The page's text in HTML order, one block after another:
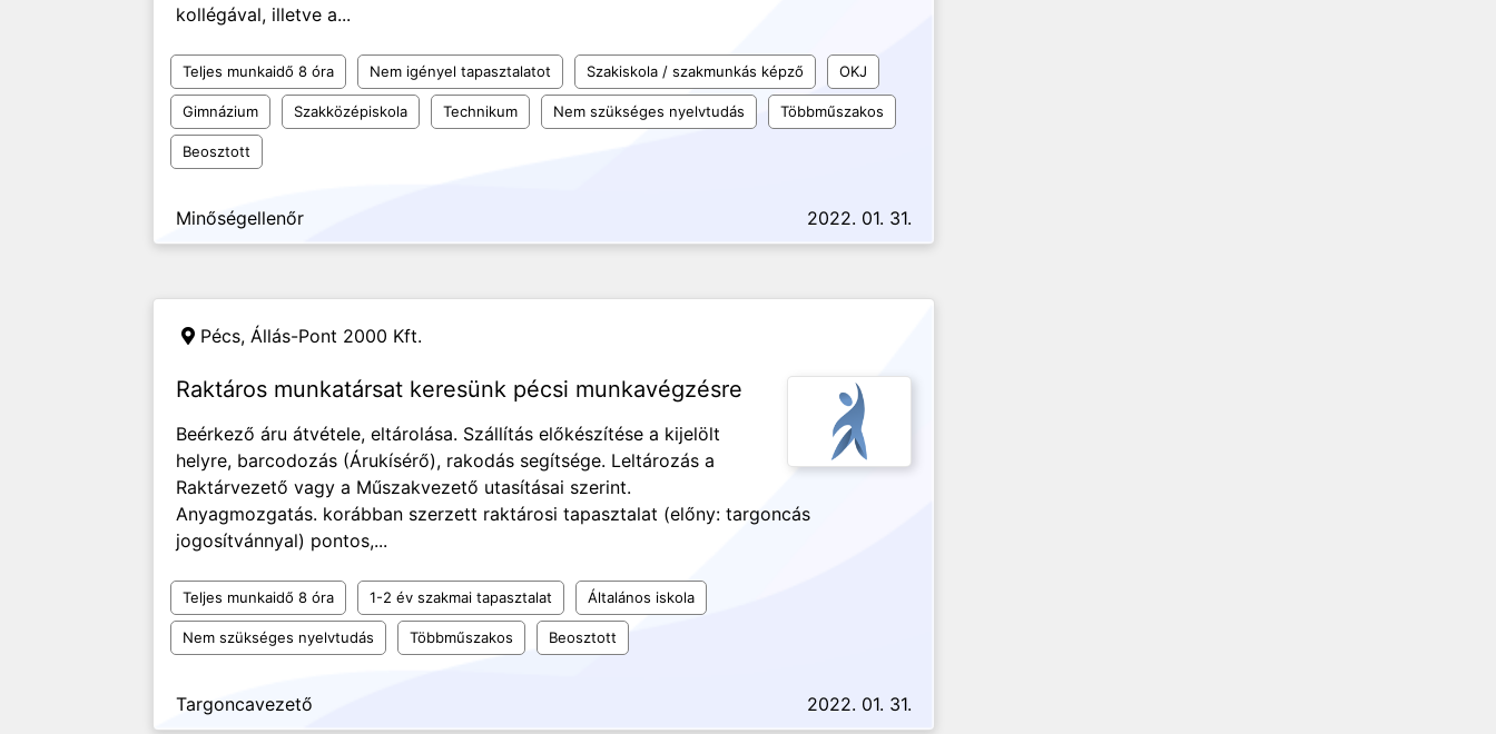
kollégával, illetve a...
Teljes munkaidő 8 óra Nem igényel tapasztalatot Szakiskola / szakmunkás képző OKJ
Gimnázium Szakközépiskola Technikum Nem szükséges nyelvtudás Többműszakos
Beosztott
Minőségellenőr 2022. 01. 31.
Pécs, Állás-Pont 2000 Kft.
Raktáros munkatársat keresünk pécsi munkavégzésre
Beérkező áru átvétele, eltárolása. Szállítás előkészítése a kijelölt
helyre, barcodozás (Árukísérő), rakodás segítsége. Leltározás a
Raktárvezető vagy a Műszakvezető utasításai szerint.
Anyagmozgatás. korábban szerzett raktárosi tapasztalat (előny: targoncás
jogosítvánnyal) pontos,...
Teljes munkaidő 8 óra 1-2 év szakmai tapasztalat Általános iskola
Nem szükséges nyelvtudás Többműszakos Beosztott
Targoncavezető 2022. 01. 31.